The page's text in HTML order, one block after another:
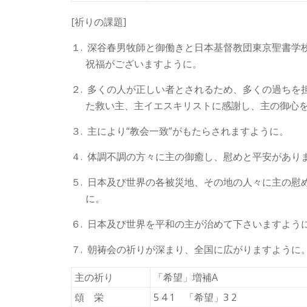
[祈りの課題]
１. 深谷春男牧師と御働きと日本基督教団東京聖書学
祝福がございますように。
２. 多くの人が正しい者とされるため、多くの過ちを
た救い主、主イエスキリストに感謝し、主の御心を
３. 主により“教会一致”がもたらされますように。
４. 体調不調の方々に主の御癒し、慰めと平安があり
５. 日本及び世界の各被災地、その地の人々に主の慰
に。
６. 日本及び世界を平和の主が治めて下さいますように
７. 朝祷会の祈りが深まり、全国に広がりますように。
主の祈り
「希望」増補A
頌 栄
5 4 1 「希望」3 2